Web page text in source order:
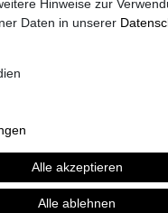
Hinweise zur
Daten in unserer
Alle akzeptieren
Alle ablehnen